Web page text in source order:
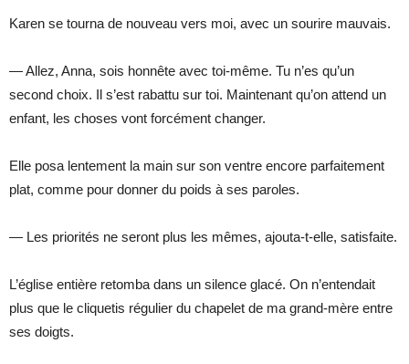
Karen se tourna de nouveau vers moi, avec un sourire mauvais.
— Allez, Anna, sois honnête avec toi-même. Tu n’es qu’un
second choix. Il s’est rabattu sur toi. Maintenant qu’on attend un
enfant, les choses vont forcément changer.
Elle posa lentement la main sur son ventre encore parfaitement
plat, comme pour donner du poids à ses paroles.
— Les priorités ne seront plus les mêmes, ajouta-t-elle, satisfaite.
L’église entière retomba dans un silence glacé. On n’entendait
plus que le cliquetis régulier du chapelet de ma grand-mère entre
ses doigts.